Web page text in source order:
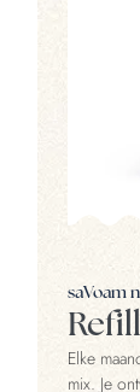
saVoam
Elke
mix. Je